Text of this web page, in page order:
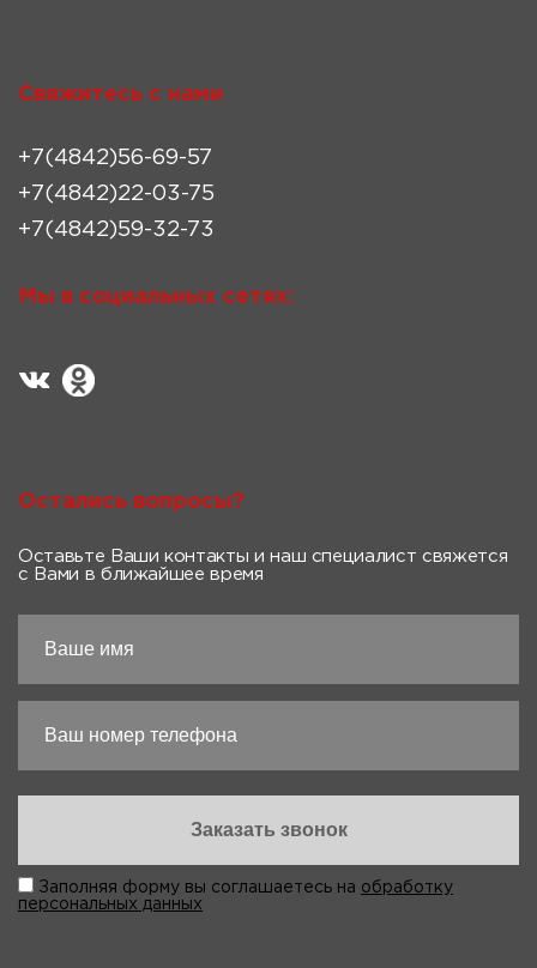
Свяжитесь с нами
+7(4842)56-69-57
+7(4842)22-03-75
+7(4842)59-32-73
Мы в социальных сетях:
Остались вопросы?
Оставьте Ваши контакты и наш специалист свяжется
с Вами в ближайшее время
Заполняя форму вы соглашаетесь на обработку
персональных данных